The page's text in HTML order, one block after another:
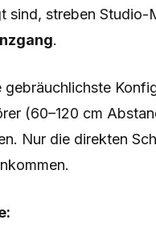
sind, streben
.
gebräuchlichste
(60–120 cm
Nur die direkten